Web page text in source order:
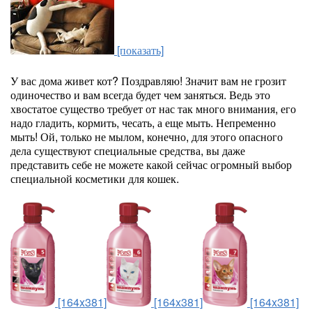
[показать]
У вас дома живет кот? Поздравляю! Значит вам не грозит
одиночество и вам всегда будет чем заняться. Ведь это
хвостатое существо требует от нас так много внимания, его
надо гладить, кормить, чесать, а еще мыть. Непременно
мыть! Ой, только не мылом, конечно, для этого опасного
дела существуют специальные средства, вы даже
представить себе не можете какой сейчас огромный выбор
специальной косметики для кошек.
[164x381] [164x381]
[164x381]